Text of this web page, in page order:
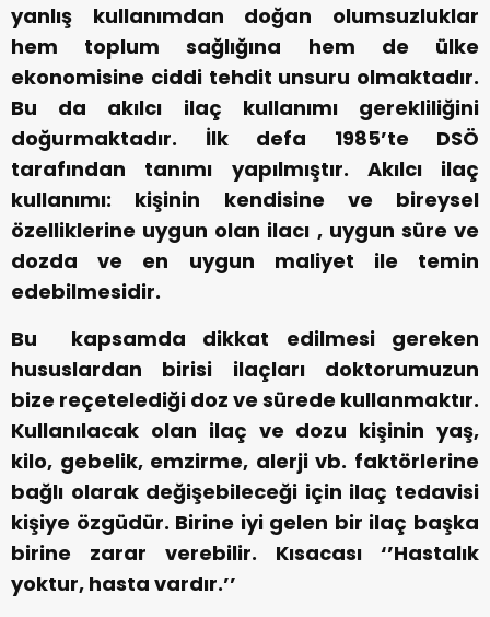
yanlış kullanımdan doğan olumsuzluklar
hem toplum sağlığına hem de ülke
ekonomisine ciddi tehdit unsuru olmaktadır.
Bu da akılcı ilaç kullanımı gerekliliğini
doğurmaktadır. İlk defa 1985’te DSÖ
tarafından tanımı yapılmıştır. Akılcı ilaç
kullanımı: kişinin kendisine ve bireysel
özelliklerine uygun olan ilacı , uygun süre ve
dozda ve en uygun maliyet ile temin
edebilmesidir.
Bu kapsamda dikkat edilmesi gereken
hususlardan birisi ilaçları doktorumuzun
bize reçetelediği doz ve sürede kullanmaktır.
Kullanılacak olan ilaç ve dozu kişinin yaş,
kilo, gebelik, emzirme, alerji vb. faktörlerine
bağlı olarak değişebileceği için ilaç tedavisi
kişiye özgüdür. Birine iyi gelen bir ilaç başka
birine zarar verebilir. Kısacası ‘’Hastalık
yoktur, hasta vardır.’’